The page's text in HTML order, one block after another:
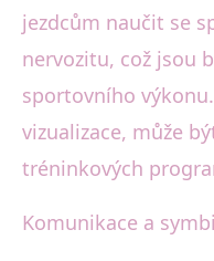
jezdcům naučit se
nervozitu, což jsou
sportovního
vizualizace, může
tréninkových
Komunikace a